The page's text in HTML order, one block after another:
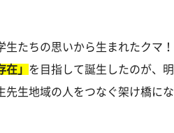
たちの思いから生まれたクマ！
」 を目指して誕生したのが、明
先生地域の人をつなぐ架け橋にな